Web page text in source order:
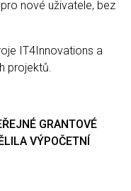
nové uživatele, bez
IT4Innovations a
projektů.
GRANTOVÉ
VÝPOČETNÍ